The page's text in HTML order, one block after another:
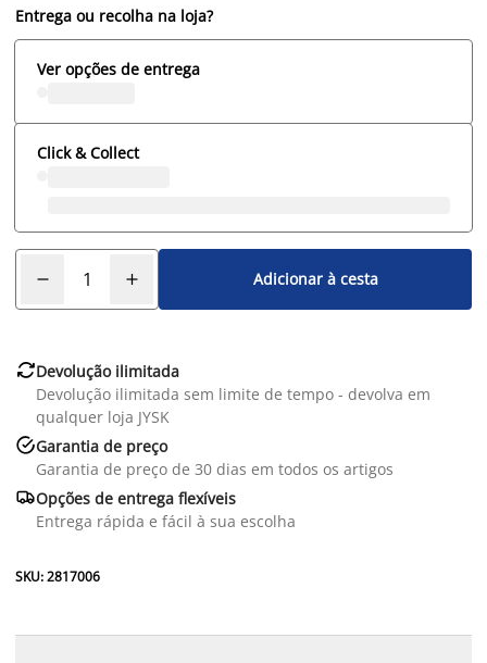
Entrega ou recolha na loja?
Ver opções de entrega
Click & Collect
Adicionar à cesta
Devolução ilimitada
Devolução ilimitada sem limite de tempo - devolva em
qualquer loja JYSK
Garantia de preço
Garantia de preço de 30 dias em todos os artigos
Opções de entrega flexíveis
Entrega rápida e fácil à sua escolha
SKU: 2817006